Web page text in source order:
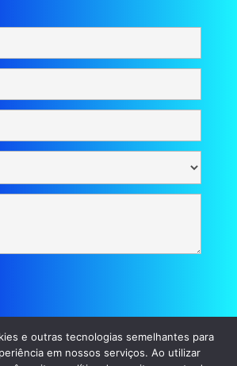
e outras tecnologias semelhantes para
em nossos serviços. Ao utilizar